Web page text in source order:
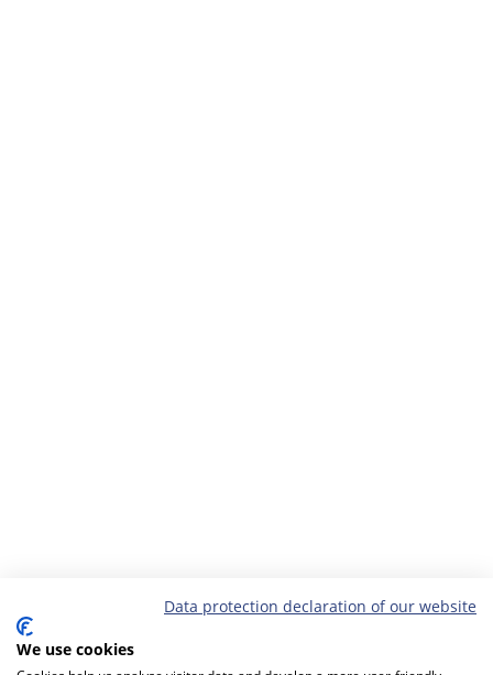
Data protection declaration of our website
We use cookies